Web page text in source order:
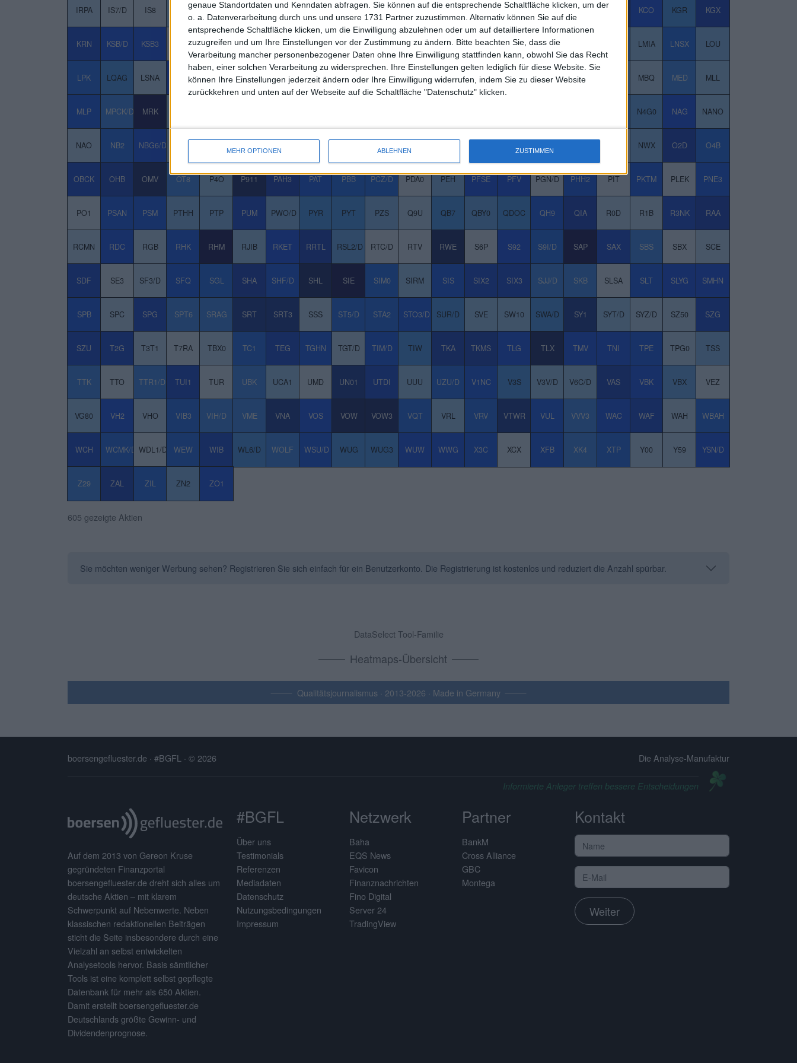
genaue Standortdaten und Kenndaten abfragen. Sie können auf die entsprechende Schaltfläche klicken, um der
o. a. Datenverarbeitung durch uns und unsere 1731 Partner zuzustimmen. Alternativ können Sie auf die
entsprechende Schaltfläche klicken, um die Einwilligung abzulehnen oder um auf detailliertere Informationen
zuzugreifen und um Ihre Einstellungen vor der Zustimmung zu ändern.
Bitte beachten Sie, dass die
Verarbeitung mancher personenbezogener Daten ohne Ihre Einwilligung stattfinden kann, obwohl Sie das Recht
haben, einer solchen Verarbeitung zu widersprechen. Ihre Einstellungen gelten lediglich für diese Website. Sie
können Ihre Einstellungen jederzeit ändern oder Ihre Einwilligung widerrufen, indem Sie zu dieser Website
zurückkehren und unten auf der Webseite auf die Schaltfläche "Datenschutz" klicken.
MEHR OPTIONEN ABLEHNEN ZUSTIMMEN
IRPA IS7/D IS8 ISHA IUR IVU/D IXX/D JDC JEN JFIK JOX JST JTH0 JUN3 JY0 KA1 KBX KCO KGR KGX
KRN KSB/D KSB3 KSC/D KSW KTA KTN KUL KWG/D KWS LA2 LEC LEG LEH LEI/D LMIA LNSX LOU
LPK LQAG LSNA LXS M12 M14K M3B0 M3V/D M4N M5S M7U MA10 MAK MBB/D MBG MBH3 MBQ MED MLL
MLP MPCK/D MRK N4G0 NAG NANO
NAO NB2 NBG6/D NWX O2D O4B
OBCK OHB OMV OT8 P4O P911 PAH3 PAT PBB PCZ/D PDA0 PEH PFSE PFV PGN/D PHH2 PIT PKTM PLEK PNE3
PO1 PSAN PSM PTHH PTP PUM PWO/D PYR PYT PZS Q9U QB7 QBY0 QDOC QH9 QIA R0D R1B R3NK RAA
RCMN RDC RGB RHK RHM RJIB RKET RRTL RSL2/D RTC/D RTV RWE S6P S92 S9I/D SAP SAX SBS SBX SCE
SDF SE3 SF3/D SFQ SGL SHA SHF/D SHL SIE SIM0 SIRM SIS SIX2 SIX3 SJJ/D SKB SLSA SLT SLYG SMHN
SPB SPC SPG SPT6 SRAG SRT SRT3 SSS ST5/D STA2 STO3/D SUR/D SVE SW10 SWA/D SY1 SYT/D SYZ/D SZ50 SZG
SZU T2G T3T1 T7RA TBX0 TC1 TEG TGHN TGT/D TIM/D TIW TKA TKMS TLG TLX TMV TNI TPE TPG0 TSS
TTK TTO TTR1/D TUI1 TUR UBK UCA1 UMD UN01 UTDI UUU UZU/D V1NC V3S V3V/D V6C/D VAS VBK VBX VEZ
VG80 VH2 VHO VIB3 VIH/D VME VNA VOS VOW VOW3 VQT VRL VRV VTWR VUL VVV3 WAC WAF WAH WBAH
WCH WCMK/D WDL1/D WEW WIB WL6/D WOLF WSU/D WUG WUG3 WUW WWG X3C XCX XFB XK4 XTP Y00 Y59 YSN/D
Z29 ZAL ZIL ZN2 ZO1
605 gezeigte Aktien
Sie möchten weniger Werbung sehen? Registrieren Sie sich einfach für ein Benutzerkonto. Die Registrierung ist kostenlos und reduziert die Anzahl spürbar.
DataSelect Tool-Familie
Heatmaps-Übersicht
Qualitätsjournalismus · 2013-2026 · Made in Germany
boersengefluester.de · #BGFL · © 2026 Die Analyse-Manufaktur
Informierte Anleger treffen bessere Entscheidungen
Auf dem 2013 von Gereon Kruse
gegründeten Finanzportal
boersengefluester.de dreht sich alles um
deutsche Aktien – mit klarem
Schwerpunkt auf Nebenwerte. Neben
klassischen redaktionellen Beiträgen
sticht die Seite insbesondere durch eine
Vielzahl an selbst entwickelten
Analysetools hervor. Basis sämtlicher
Tools ist eine komplett selbst gepflegte
Datenbank für mehr als 650 Aktien.
Damit erstellt boersengefluester.de
Deutschlands größte Gewinn- und
Dividendenprognose.
#BGFL
Über uns
Testimonials
Referenzen
Mediadaten
Datenschutz
Nutzungsbedingungen
Impressum
Netzwerk
Baha
EQS News
Favicon
Finanznachrichten
Fino Digital
Server 24
TradingView
Partner
BankM
Cross Alliance
GBC
Montega
Kontakt
Weiter